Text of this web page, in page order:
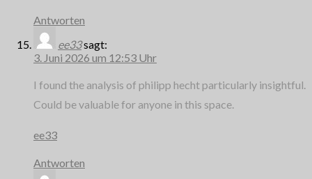
Antworten
ee33sagt:
3. Juni 2026 um 12:53 Uhr
I found the analysis of philipp hecht particularly insightful.
Could be valuable for anyone in this space.
ee33
Antworten